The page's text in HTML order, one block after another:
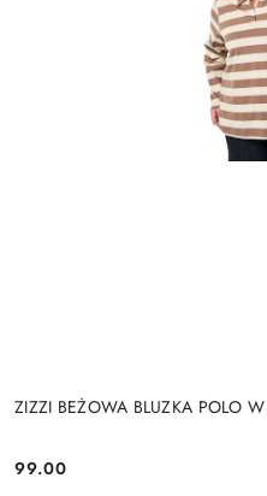
ZIZZI BEŻOWA BLUZKA POLO
Cena:
99.00